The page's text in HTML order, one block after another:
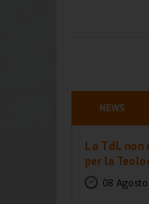
NEWS
La TdL non
per la
08